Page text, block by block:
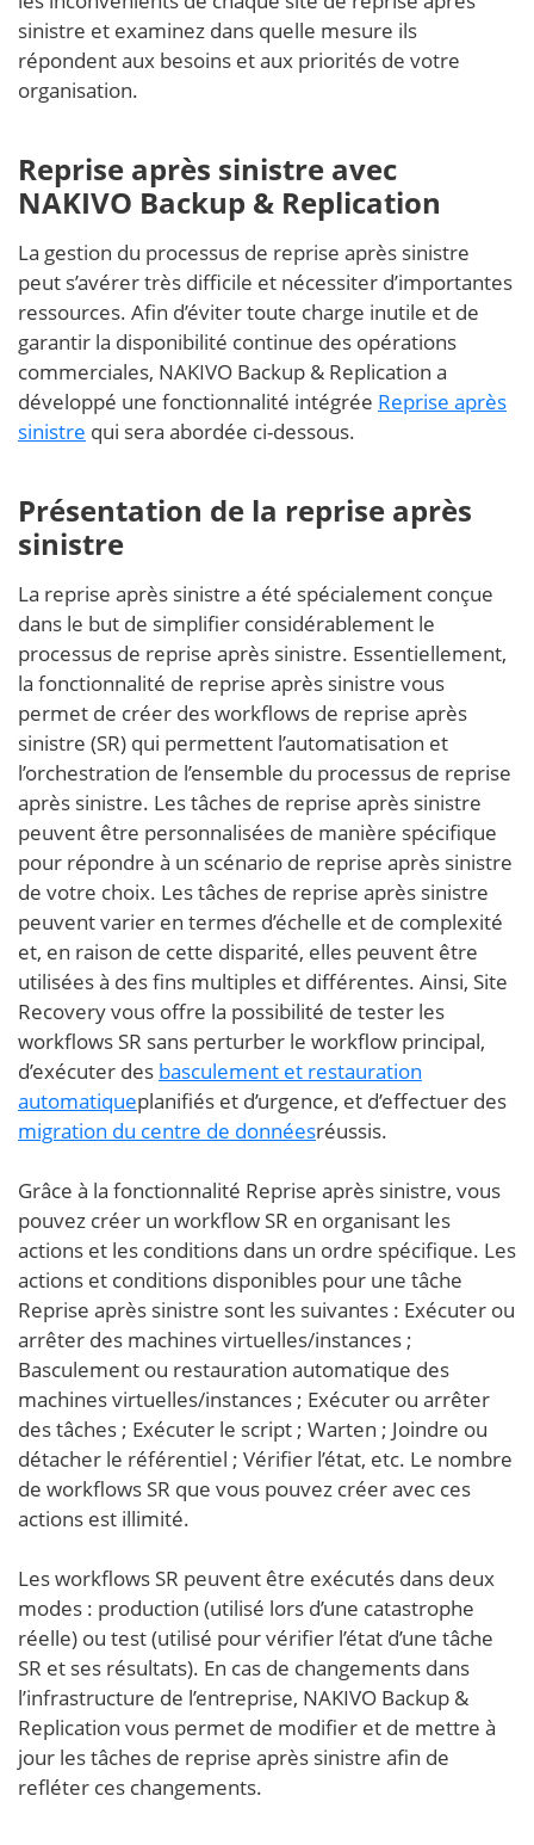
sinistre et examinez dans quelle mesure ils
répondent aux besoins et aux priorités de votre
organisation.
Reprise après sinistre avec
NAKIVO Backup & Replication
La gestion du processus de reprise après sinistre
peut s’avérer très difficile et nécessiter d’importantes
ressources. Afin d’éviter toute charge inutile et de
garantir la disponibilité continue des opérations
commerciales, NAKIVO Backup & Replication a
développé une fonctionnalité intégrée Reprise après
sinistre qui sera abordée ci-dessous.
Présentation de la reprise après
sinistre
La reprise après sinistre a été spécialement conçue
dans le but de simplifier considérablement le
processus de reprise après sinistre. Essentiellement,
la fonctionnalité de reprise après sinistre vous
permet de créer des workflows de reprise après
sinistre (SR) qui permettent l’automatisation et
l’orchestration de l’ensemble du processus de reprise
après sinistre. Les tâches de reprise après sinistre
peuvent être personnalisées de manière spécifique
pour répondre à un scénario de reprise après sinistre
de votre choix. Les tâches de reprise après sinistre
peuvent varier en termes d’échelle et de complexité
et, en raison de cette disparité, elles peuvent être
utilisées à des fins multiples et différentes. Ainsi, Site
Recovery vous offre la possibilité de tester les
workflows SR sans perturber le workflow principal,
d’exécuter des basculement et restauration
automatiqueplanifiés et d’urgence, et d’effectuer des
migration du centre de donnéesréussis.
Grâce à la fonctionnalité Reprise après sinistre, vous
pouvez créer un workflow SR en organisant les
actions et les conditions dans un ordre spécifique. Les
actions et conditions disponibles pour une tâche
Reprise après sinistre sont les suivantes : Exécuter ou
arrêter des machines virtuelles/instances ;
Basculement ou restauration automatique des
machines virtuelles/instances ; Exécuter ou arrêter
des tâches ; Exécuter le script ; Warten ; Joindre ou
détacher le référentiel ; Vérifier l’état, etc. Le nombre
de workflows SR que vous pouvez créer avec ces
actions est illimité.
Les workflows SR peuvent être exécutés dans deux
modes : production (utilisé lors d’une catastrophe
réelle) ou test (utilisé pour vérifier l’état d’une tâche
SR et ses résultats). En cas de changements dans
l’infrastructure de l’entreprise, NAKIVO Backup &
Replication vous permet de modifier et de mettre à
jour les tâches de reprise après sinistre afin de
refléter ces changements.